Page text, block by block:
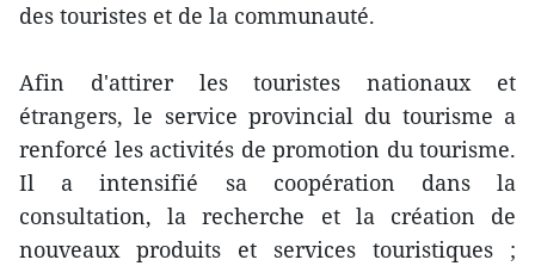
des touristes et de la communauté.
Afin d'attirer les touristes nationaux et
étrangers, le service provincial du tourisme a
renforcé les activités de promotion du tourisme.
Il a intensifié sa coopération dans la
consultation, la recherche et la création de
nouveaux produits et services touristiques ;